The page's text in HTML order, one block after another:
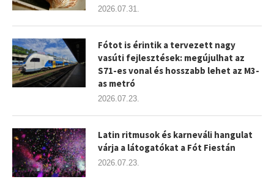
2026.07.31.
Fótot is érintik a tervezett nagy
vasúti fejlesztések: megújulhat az
S71-es vonal és hosszabb lehet az M3-
as metró
2026.07.23.
Latin ritmusok és karneváli hangulat
várja a látogatókat a Fót Fiestán
2026.07.23.